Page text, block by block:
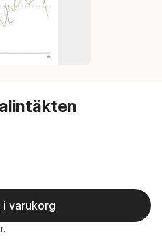
i varukorg